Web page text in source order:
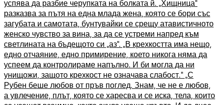
успява да разбие черупката на болката й. „Хищница“
разказва за пътя на една млада жена, която се бори със
загубата и самотата, бунтувайки се срещу атавистичното
женско чувство за вина, за да се устреми напред към
светлината на бъдещото си „аз“. „В крехкостта има нещо,
едно отчаяние, едно примирение, което никога няма да
успеем да контролираме напълно. И би могла да ни
унищожи, защото крехкост не означава слабост.“ „С
Рубен беше любов от пръв поглед. Знам, че не е любов,
а увлечение, плът, която се харесва и се иска, тела, които